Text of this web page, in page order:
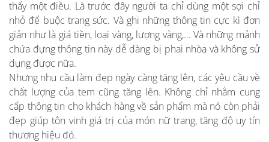
thấy một điều. Là trước đây người ta chỉ dùng một sợi chỉ
nhỏ để buộc trang sức. Và ghi những thông tin cực kì đơn
giản như là giá tiền, loại vàng, lượng vàng,… Và những mảnh
chứa đựng thông tin này dễ dàng bị phai nhòa và không sử
dụng được nữa.
Nhưng nhu cầu làm đẹp ngày càng tăng lên, các yêu cầu về
chất lượng của tem cũng tăng lên. Không chỉ nhằm cung
cấp thông tin cho khách hàng về sản phẩm mà nó còn phải
đẹp giúp tôn vinh giá trị của món nữ trang, tăng độ uy tín
thương hiệu đó.